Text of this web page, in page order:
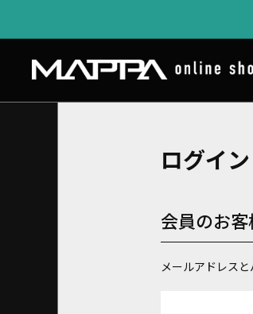
ログイン
会員のお
メールアドレスと